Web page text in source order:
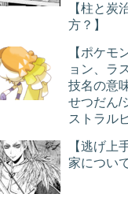
【柱と炭
方？】
【ポケモ
ョン、ラ
技名の意
せつだん/
ストラル
【逃げ上
家につい